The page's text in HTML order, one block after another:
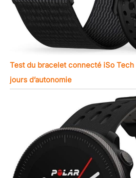
Test du bracelet connecté iSo
jours d’autonomie